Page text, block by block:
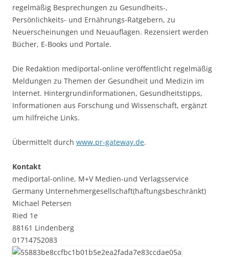
regelmäßig Besprechungen zu Gesundheits-,
Persönlichkeits- und Ernährungs-Ratgebern, zu
Neuerscheinungen und Neuauflagen. Rezensiert werden
Bücher, E-Books und Portale.
Die Redaktion mediportal-online veröffentlicht regelmäßig
Meldungen zu Themen der Gesundheit und Medizin im
Internet. Hintergrundinformationen, Gesundheitstipps,
Informationen aus Forschung und Wissenschaft, ergänzt
um hilfreiche Links.
Übermittelt durch www.pr-gateway.de.
Kontakt
mediportal-online, M+V Medien-und Verlagsservice
Germany Unternehmergesellschaft(haftungsbeschränkt)
Michael Petersen
Ried 1e
88161 Lindenberg
01714752083